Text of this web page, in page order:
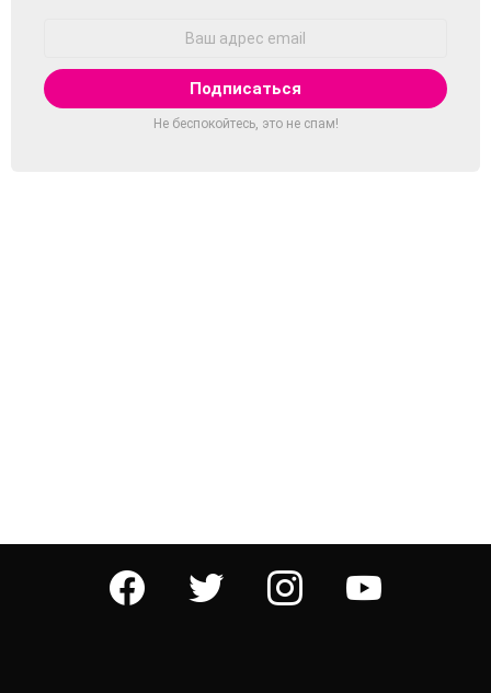
Не беспокойтесь, это не спам!
facebook twitter instagram youtube